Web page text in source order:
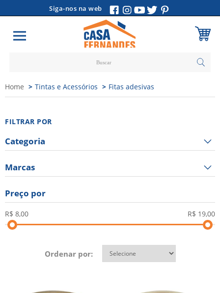
Siga-nos na web
Vazio
Home Tintas e Acessórios Fitas adesivas
FILTRAR POR
Categoria
Marcas
Preço por
Ordenar por: